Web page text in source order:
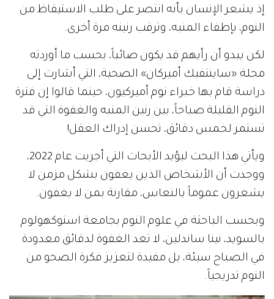
إذ يشعر الإنسان بأنه انتصر على طلب الاستيقاظ من
النوم، بإطفاء المنبه، وترقب رنينه مرة أخرى.
لكن يبدو أن رأيهم قد يكون صائباً، بحسب ما أوردته
مجلة «ساينتفيك أميركان» الصحية، التي أشارت إلى
دراسة قام بها خبراء نوم أميركيون، حينما قالوا إن فترة
النوم القليلة صباحاً، بين رنين المنبه والغفوة التي قد
تستمر لخمس دقائق، تحسن إدراك العقل!
ويأتي هذا البحث ليؤيد الأبحاث التي أجريت عام 2022،
ووجدت أن الأشخاص الذين يغفون بشكل مزمن لا
يشعرون عموماً بالنعاس، مقارنة بمن لا يغفون.
وبحسب الباحثة في علوم النوم بجامعة استوكهولوم
بالسويد، نينا ساندلين، لا تعد الغفوة لدقائق معدودة
في الصباح سيئة، بل مفيدة لتعزيز فكرة الصحو من
النوم تدريجياً.